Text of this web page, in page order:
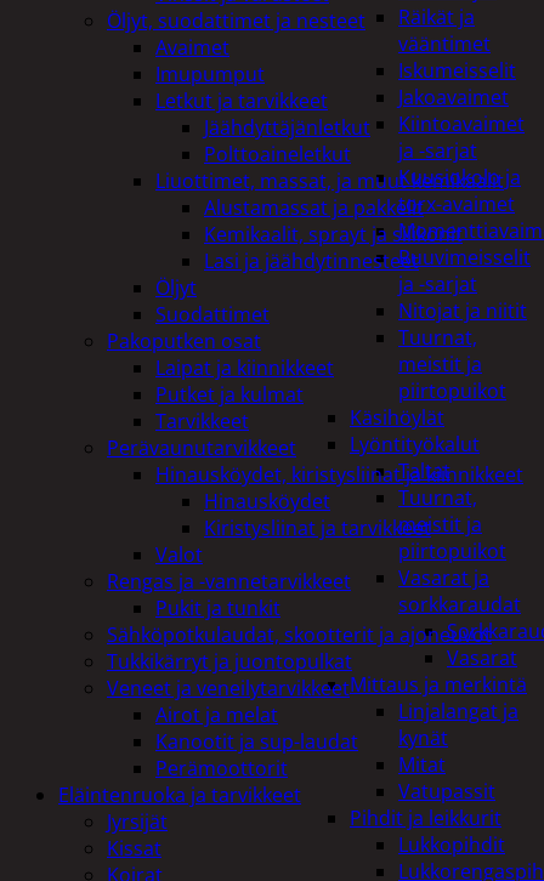
Räikät ja
vääntimet
Iskumeisselit
Jakoavaimet
Kiintoavaimet
ja -sarjat
Kuusiokolo ja
torx-avaimet
Ruuvimeisselit
ja -sarjat
Nitojat ja niitit
Tuurnat,
meistit ja
piirtopuikot
Käsihöylät
Lyöntityökalut
Taltat
Tuurnat,
meistit ja
piirtopuikot
Vasarat ja
sorkkaraudat
Vasarat
Mittaus ja merkintä
Linjalangat ja
kynät
Mitat
Vatupassit
Pihdit ja leikkurit
Lukkopihdit
Öljyt, suodattimet ja nesteet
Avaimet
Imupumput
Letkut ja tarvikkeet
Jäähdyttäjänletkut
Polttoaineletkut
Liuottimet, massat, ja muut kemikaalit
Alustamassat ja pakkelit
Kemikaalit, sprayt ja silikonit
Lasi ja jäähdytinnesteet
Öljyt
Suodattimet
Pakoputken osat
Laipat ja kiinnikkeet
Putket ja kulmat
Tarvikkeet
Perävaunutarvikkeet
Hinausköydet, kiristysliinat ja kiinnikkeet
Hinausköydet
Kiristysliinat ja tarvikkeet
Valot
Rengas ja -vannetarvikkeet
Pukit ja tunkit
Sähköpotkulaudat, skootterit ja ajoneuvot
Tukkikärryt ja juontopulkat
Veneet ja veneilytarvikkeet
Airot ja melat
Kanootit ja sup-laudat
Perämoottorit
Eläintenruoka ja tarvikkeet
Jyrsijät
Kissat
Koirat